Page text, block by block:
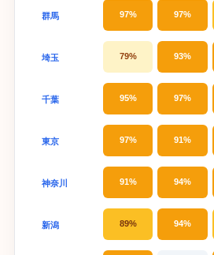
群馬 97% 97%
埼玉 79% 93%
千葉 95% 97%
東京 97% 91%
神奈川 91% 94%
新潟 89% 94%